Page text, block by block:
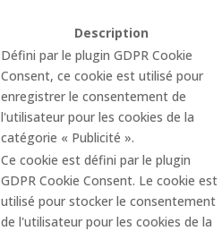
Description
Défini par le plugin GDPR Cookie
Consent, ce cookie est utilisé pour
enregistrer le consentement de
l'utilisateur pour les cookies de la
catégorie « Publicité ».
Ce cookie est défini par le plugin
GDPR Cookie Consent. Le cookie est
utilisé pour stocker le consentement
de l'utilisateur pour les cookies de la